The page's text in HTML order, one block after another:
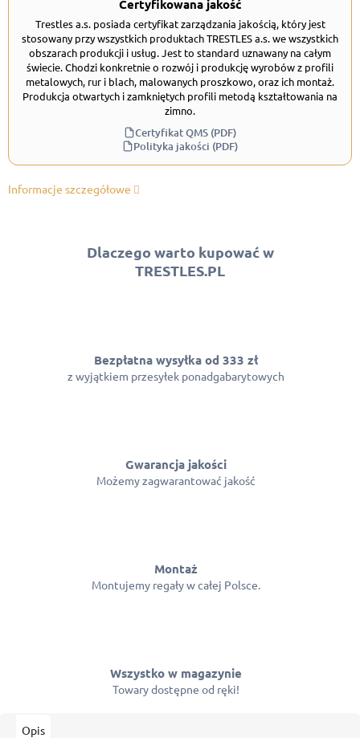
Certyfikowana jakość
Trestles a.s. posiada certyfikat zarządzania jakością, który jest
stosowany przy wszystkich produktach TRESTLES a.s. we wszystkich
obszarach produkcji i usług. Jest to standard uznawany na całym
świecie. Chodzi konkretnie o rozwój i produkcję wyrobów z profili
metalowych, rur i blach, malowanych proszkowo, oraz ich montaż.
Produkcja otwartych i zamkniętych profili metodą kształtowania na
zimno.
Certyfikat QMS (PDF)
Polityka jakości (PDF)
Informacje szczegółowe
Dlaczego warto kupować w
TRESTLES.PL
Bezpłatna wysyłka od 333 zł
z wyjątkiem przesyłek ponadgabarytowych
Gwarancja jakości
Możemy zagwarantować jakość
Montaż
Montujemy regały w całej Polsce.
Wszystko w magazynie
Towary dostępne od ręki!
Opis